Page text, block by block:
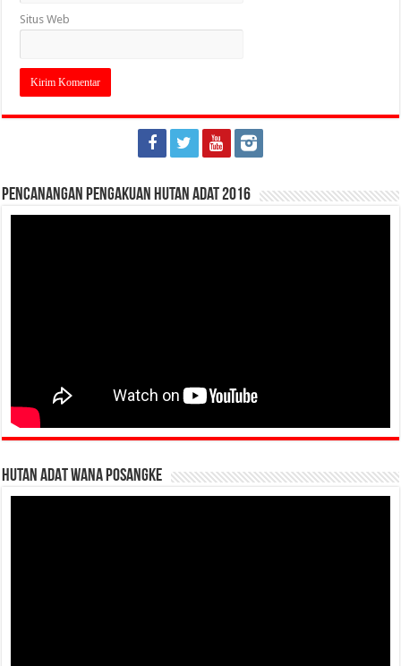
Situs Web
Pencanangan Pengakuan Hutan Adat 2016
HUTAN ADAT WANA POSANGKE